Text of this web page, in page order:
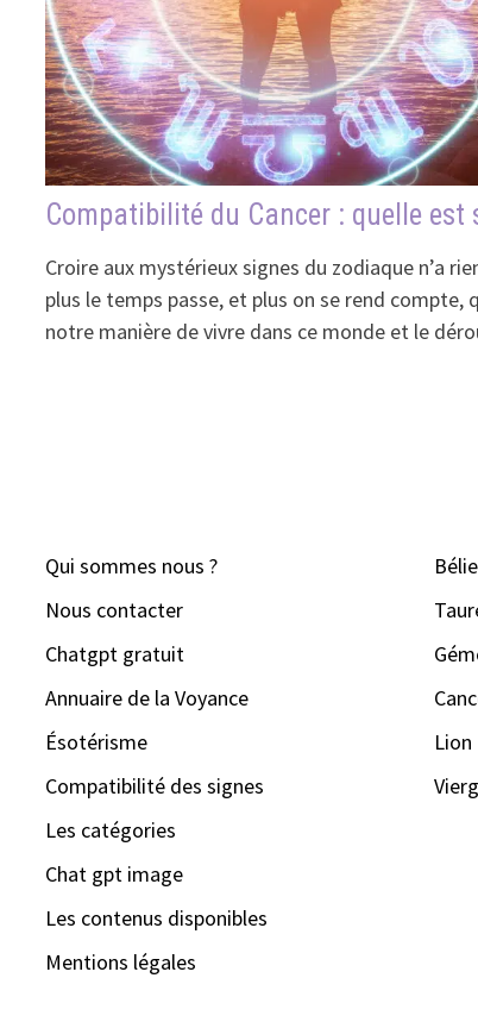
Compatibilité du Cancer : quelle est
Croire aux mystérieux signes du zodiaque n’a
plus le temps passe, et plus on se rend compte,
notre manière de vivre dans ce monde et le
Qui sommes nous ?
Nous contacter
Chatgpt gratuit
Annuaire de la Voyance
Ésotérisme
Compatibilité des signes
Les catégories
Chat gpt image
Les contenus disponibles
Mentions légales
Lion